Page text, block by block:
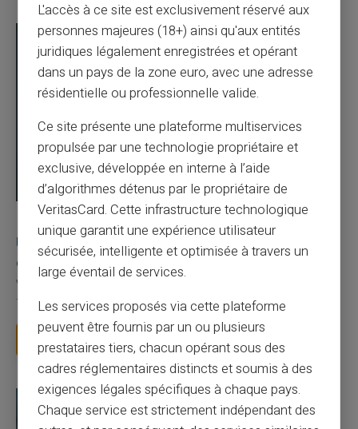
Une carte bancaire gratuite sans compte, ça
existe ?
Vous avez tapé cette recherche parce que votre banque vous
facture 50 € par an pour une carte que vo...
Lire la suite
L'accès à ce site est exclusivement réservé aux
personnes majeures (18+) ainsi qu'aux entités
juridiques légalement enregistrées et opérant
dans un pays de la zone euro, avec une adresse
résidentielle ou professionnelle valide.
Ce site présente une plateforme multiservices
propulsée par une technologie propriétaire et
exclusive, développée en interne à l’aide
d’algorithmes détenus par le propriétaire de
VeritasCard. Cette infrastructure technologique
unique garantit une expérience utilisateur
sécurisée, intelligente et optimisée à travers un
large éventail de services.
Les services proposés via cette plateforme
peuvent être fournis par un ou plusieurs
prestataires tiers, chacun opérant sous des
cadres réglementaires distincts et soumis à des
exigences légales spécifiques à chaque pays.
Chaque service est strictement indépendant des